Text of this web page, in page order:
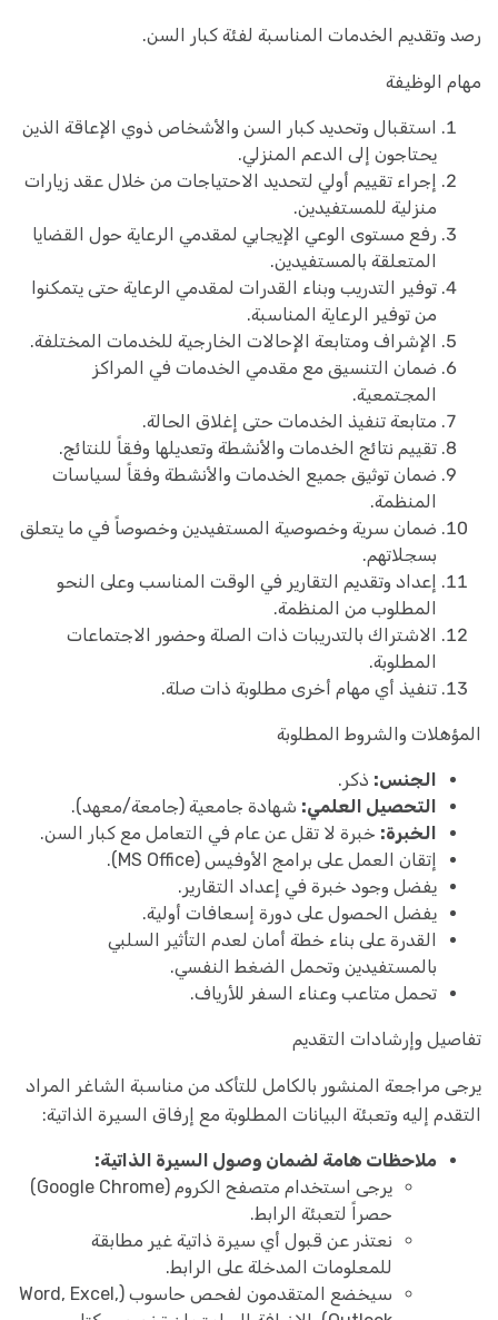
رصد وتقديم الخدمات المناسبة لفئة كبار السن.
مهام الوظيفة
استقبال وتحديد كبار السن والأشخاص ذوي الإعاقة الذين
يحتاجون إلى الدعم المنزلي.
إجراء تقييم أولي لتحديد الاحتياجات من خلال عقد زيارات
منزلية للمستفيدين.
رفع مستوى الوعي الإيجابي لمقدمي الرعاية حول القضايا
المتعلقة بالمستفيدين.
توفير التدريب وبناء القدرات لمقدمي الرعاية حتى يتمكنوا
من توفير الرعاية المناسبة.
الإشراف ومتابعة الإحالات الخارجية للخدمات المختلفة.
ضمان التنسيق مع مقدمي الخدمات في المراكز
المجتمعية.
متابعة تنفيذ الخدمات حتى إغلاق الحالة.
تقييم نتائج الخدمات والأنشطة وتعديلها وفقاً للنتائج.
ضمان توثيق جميع الخدمات والأنشطة وفقاً لسياسات
المنظمة.
ضمان سرية وخصوصية المستفيدين وخصوصاً في ما يتعلق
بسجلاتهم.
إعداد وتقديم التقارير في الوقت المناسب وعلى النحو
المطلوب من المنظمة.
الاشتراك بالتدريبات ذات الصلة وحضور الاجتماعات
المطلوبة.
تنفيذ أي مهام أخرى مطلوبة ذات صلة.
المؤهلات والشروط المطلوبة
الجنس: ذكر.
التحصيل العلمي: شهادة جامعية (جامعة/معهد).
الخبرة: خبرة لا تقل عن عام في التعامل مع كبار السن.
إتقان العمل على برامج الأوفيس (MS Office).
يفضل وجود خبرة في إعداد التقارير.
يفضل الحصول على دورة إسعافات أولية.
القدرة على بناء خطة أمان لعدم التأثير السلبي
بالمستفيدين وتحمل الضغط النفسي.
تحمل متاعب وعناء السفر للأرياف.
تفاصيل وإرشادات التقديم
يرجى مراجعة المنشور بالكامل للتأكد من مناسبة الشاغر المراد
التقدم إليه وتعبئة البيانات المطلوبة مع إرفاق السيرة الذاتية:
ملاحظات هامة لضمان وصول السيرة الذاتية:
يرجى استخدام متصفح الكروم (Google Chrome)
حصراً لتعبئة الرابط.
نعتذر عن قبول أي سيرة ذاتية غير مطابقة
للمعلومات المدخلة على الرابط.
سيخضع المتقدمون لفحص حاسوب (Word, Excel,